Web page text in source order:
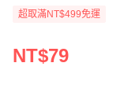
超取滿NT$499免運
NT$79